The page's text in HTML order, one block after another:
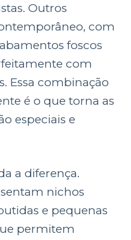
Outros
com
foscos
com
Essa combinação
é o que torna as
especiais e
a diferença.
nichos
e pequenas
permitem